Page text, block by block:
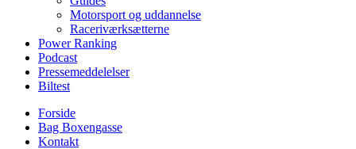
Motorsport og uddannelse
Raceriværksætterne
Power Ranking
Podcast
Pressemeddelelser
Biltest
Forside
Bag Boxengasse
Kontakt